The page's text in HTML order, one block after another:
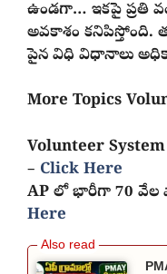
ఉండగా… ఇకపై ప్రతి
అవకాశం కనిపిస్తోంది.
పైన విధి విధానాలు
More Topics
Volunteer
– Click Here
AP లో భారీగా 70 వేల
Here